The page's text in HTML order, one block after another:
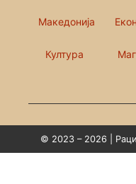
Македонија
Култура
© 2023 – 2026 |